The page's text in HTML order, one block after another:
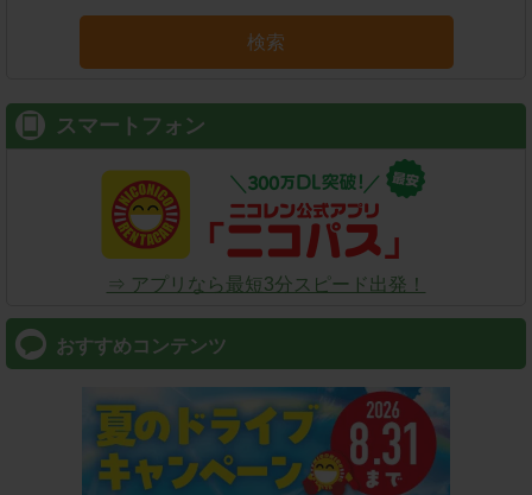
検索
スマートフォン
⇒ アプリなら最短3分スピード出発！
おすすめコンテンツ